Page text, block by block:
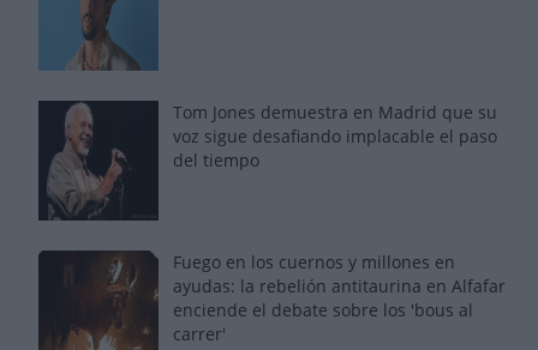
Tom Jones demuestra en Madrid que su
voz sigue desafiando implacable el paso
del tiempo
Fuego en los cuernos y millones en
ayudas: la rebelión antitaurina en Alfafar
enciende el debate sobre los 'bous al
carrer'